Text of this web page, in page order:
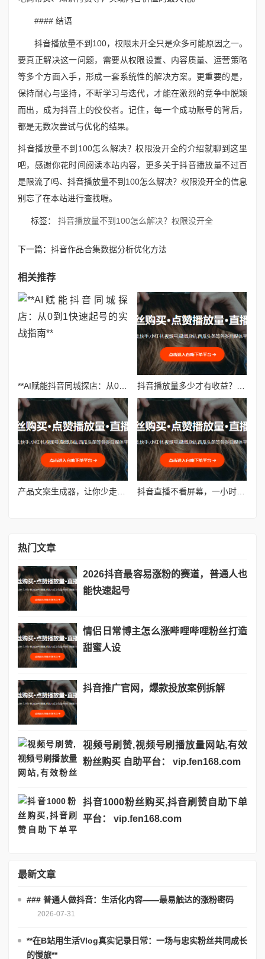
#### 结语
抖音播放量不到100，权限未开全只是众多可能原因之一。
要真正解决这一问题，需要从权限设置、内容质量、运营策略
等多个方面入手，形成一套系统性的解决方案。更重要的是，
保持耐心与坚持，不断学习与迭代，才能在激烈的竞争中脱颖
而出，成为抖音上的佼佼者。记住，每一个成功账号的背后，
都是无数次尝试与优化的结果。
抖音播放量不到100怎么解决？权限没开全的介绍就聊到这里
吧，感谢你花时间阅读本站内容，更多关于抖音播放量不过百
是限流了吗、抖音播放量不到100怎么解决？权限没开全的信息
别忘了在本站进行查找喔。
标签： 抖音播放量不到100怎么解决？权限没开全
下一篇： 抖音作品合集数据分析优化方法
相关推荐
抖音直播不看屏幕，一小时流量会变少吗
热门文章
2026抖音最容易涨粉的赛道，普通人也
能快速起号
情侣日常博主怎么涨哔哩哔哩粉丝打造
甜蜜人设
抖音推广官网，爆款投放案例拆解
视频号刷赞,视频号刷播放量网站,有效
粉丝购买 自助平台： vip.fen168.com
抖音1000粉丝购买,抖音刷赞自助下单
平台： vip.fen168.com
最新文章
### 普通人做抖音：生活化内容——最易触达的涨粉密码
2026-07-31
**在B站用生活Vlog真实记录日常：一场与忠实粉丝共同成长
的慢旅**